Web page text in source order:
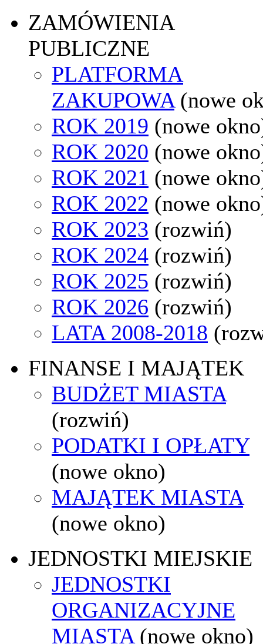
ZAMÓWIENIA
PUBLICZNE
PLATFORMA
ZAKUPOWA (nowe
ROK 2019 (nowe
ROK 2020 (nowe
ROK 2021 (nowe
ROK 2022 (nowe
ROK 2023 (rozwiń)
ROK 2024 (rozwiń)
ROK 2025 (rozwiń)
ROK 2026 (rozwiń)
LATA 2008-2018
FINANSE I MAJĄTEK
BUDŻET MIASTA
(rozwiń)
PODATKI I OPŁATY
(nowe okno)
MAJĄTEK MIASTA
(nowe okno)
JEDNOSTKI MIEJSKIE
JEDNOSTKI
ORGANIZACYJNE
MIASTA (nowe okno)